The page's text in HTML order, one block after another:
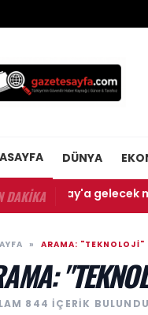
DÜNYA
DAKİKAgelecek mi,
» ARAMA: "TEKNOLOJI"
844 IÇERIK BULUNDU